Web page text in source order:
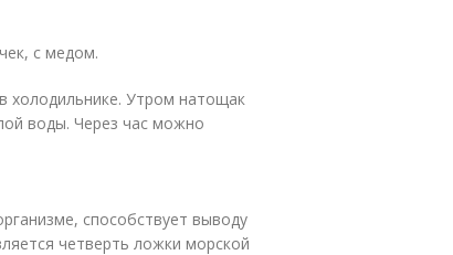
с медом.
холодильнике. Утром натощак
воды. Через час можно
способствует выводу
четверть ложки морской